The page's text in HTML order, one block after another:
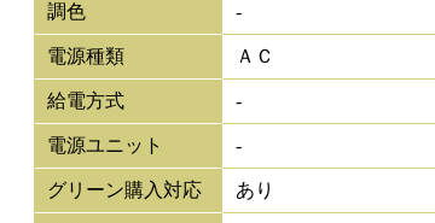
調色 -
電源種類 ＡＣ
給電方式 -
電源ユニット -
グリーン購入対応 あり